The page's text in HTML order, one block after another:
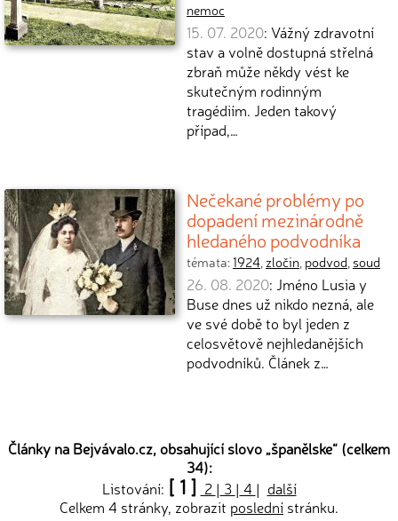
nemoc
15. 07. 2020: Vážný zdravotní
stav a volně dostupná střelná
zbraň může někdy vést ke
skutečným rodinným
tragédiím. Jeden takový
případ,…
Nečekané problémy po
dopadení mezinárodně
hledaného podvodníka
témata:1924, zločin, podvod, soud
26. 08. 2020: Jméno Lusia y
Buse dnes už nikdo nezná, ale
ve své době to byl jeden z
celosvětově nejhledanějších
podvodníků. Článek z…
Články na Bejvávalo.cz, obsahující slovo „španělske“ (celkem
34):
Listování: [ 1 ] 2 | 3 | 4 | další
Celkem 4 stránky, zobrazit poslední stránku.